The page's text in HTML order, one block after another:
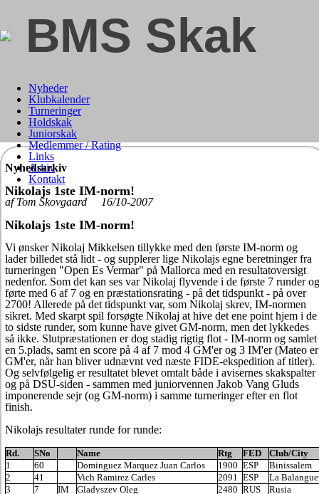
BMS Skak
Nyheder
Klubkalender
Turneringer
Holdskak
Juniorskak
Medlemmer / Rating
Links
Arkiv
Kontakt
Nyhedsarkiv
Nikolajs 1ste IM-norm!
af Tom Skovgaard 16/10-2007
Nikolajs 1ste IM-norm!
Vi ønsker Nikolaj Mikkelsen tillykke med den første IM-norm og
lader billedet stå lidt - og supplerer lige Nikolajs egne beretninger fra
turneringen "Open Es Vermar" på Mallorca med en resultatoversigt
nedenfor. Som det kan ses var Nikolaj flyvende i de første 7 runder og
førte med 6 af 7 og en præstationsrating - på det tidspunkt - på over
2700! Allerede på det tidspunkt var, som Nikolaj skrev, IM-normen
sikret. Med skarpt spil forsøgte Nikolaj at hive det ene point hjem i de
to sidste runder, som kunne have givet GM-norm, men det lykkedes
så ikke. Slutpræstationen er dog stadig rigtig flot - IM-norm og samlet
en 5.plads, samt en score på 4 af 7 mod 4 GM'er og 3 IM'er (Mateo er
GM'er, når han bliver udnævnt ved næste FIDE-ekspedition af titler).
Og selvfølgelig er resultatet blevet omtalt både i avisernes skakspalter
og på DSU-siden - sammen med juniorvennen Jakob Vang Gluds
imponerende sejr (og GM-norm) i samme turneringer efter en flot
finish.
Nikolajs resultater runde for runde:
Rd. SNo Name Rtg FED
Club/City
1
60 Dominguez Marquez Juan Carlos 1900 ESP
Binissalem
2
41 Vich Ramirez Carles 2091 ESP
La
3
7 IM Gladyszev Oleg 2480 RUS
Rusia